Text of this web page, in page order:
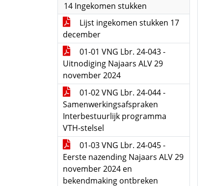
14 Ingekomen stukken
Lijst ingekomen stukken 17
december
01-01 VNG Lbr. 24-043 -
Uitnodiging Najaars ALV 29
november 2024
01-02 VNG Lbr. 24-044 -
Samenwerkingsafspraken
Interbestuurlijk programma
VTH-stelsel
01-03 VNG Lbr. 24-045 -
Eerste nazending Najaars ALV 29
november 2024 en
bekendmaking ontbreken